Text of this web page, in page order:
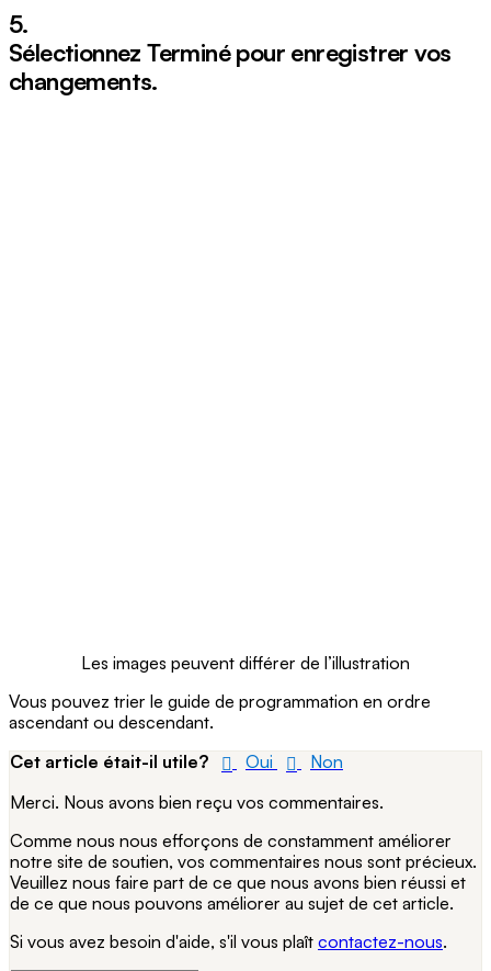
5.
SélectionnezTerminépour enregistrer vos
changements.
Les images peuvent différer de l’illustration
Vous pouvez trier le guide de programmation en ordre
ascendant ou descendant.
Cet article était-il utile?
Oui
Non
Merci. Nous avons bien reçu vos commentaires.
Comme nous nous efforçons de constamment améliorer
notre site de soutien, vos commentaires nous sont précieux.
Veuillez nous faire part de ce que nous avons bien réussi et
de ce que nous pouvons améliorer au sujet de cet article.
Si vous avez besoin d'aide, s'il vous plaît contactez-nous.